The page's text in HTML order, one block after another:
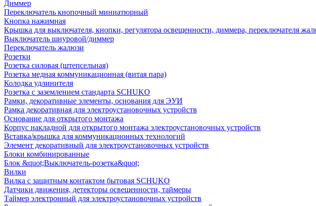
Диммер
Переключатель кнопочный миниатюрный
Кнопка нажимная
Крышка для выключателя, кнопки, регулятора освещенности, диммера, переключателя
Выключатель шнуровой/диммер
Переключатель жалюзи
Розетки
Розетка силовая (штепсельная)
Розетка медная коммуникационная (витая пара)
Колодка удлинителя
Розетка с заземлением стандарта SCHUKO
Рамки, декоративные элементы, основания для ЭУИ
Рамка декоративная для электроустановочных устройств
Основание для открытого монтажа
Корпус накладной для открытого монтажа электроустановочных устройств
Вставка/крышка для коммуникационных технологий
Элемент декоративный для электроустановочных устройств
Блоки комбинированные
Блок &quot;Выключатель-розетка&quot;
Вилки
Вилка с защитным контактом бытовая SCHUKO
Датчики движения, детекторы освещенности, таймеры
Таймер электронный для электроустановочных устройств